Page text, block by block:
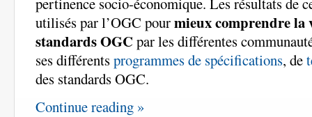
utilisés par l’OGC pourmieux comprendre la
standards OGC par les différentes
ses différentsprogrammes de spécifications, de
des standards OGC.
Continue reading »